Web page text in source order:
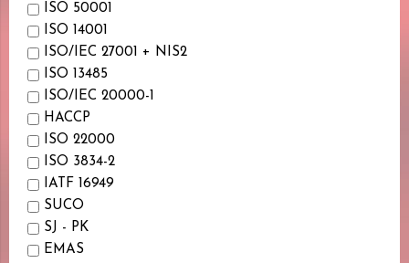
ISO 50001
ISO 14001
ISO/IEC 27001 + NIS2
ISO 13485
ISO/IEC 20000-1
HACCP
ISO 22000
ISO 3834-2
IATF 16949
SUCO
SJ - PK
EMAS